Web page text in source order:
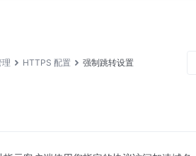
HTTPS 配置 强制跳转设置